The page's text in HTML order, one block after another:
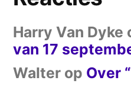
Harry Van Dyke
van 17
Walter op Over